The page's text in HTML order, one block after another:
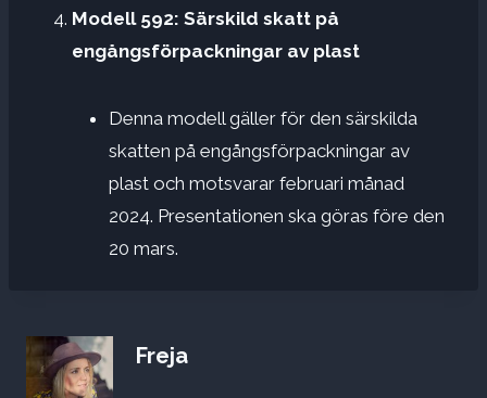
Modell 592: Särskild skatt på
engångsförpackningar av plast
Denna modell gäller för den särskilda
skatten på engångsförpackningar av
plast och motsvarar februari månad
2024. Presentationen ska göras före den
20 mars.
Freja